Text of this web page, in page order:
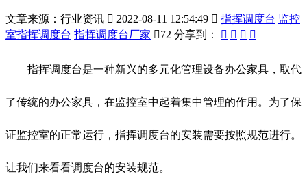
文章来源：行业资讯  2022-08-11 12:54:49  指挥调度台 监控
室指挥调度台 指挥调度台厂家 72 分享到：    
指挥调度台是一种新兴的多元化管理设备办公家具，取代
了传统的办公家具，在监控室中起着集中管理的作用。为了保
证监控室的正常运行，指挥调度台的安装需要按照规范进行。
让我们来看看调度台的安装规范。